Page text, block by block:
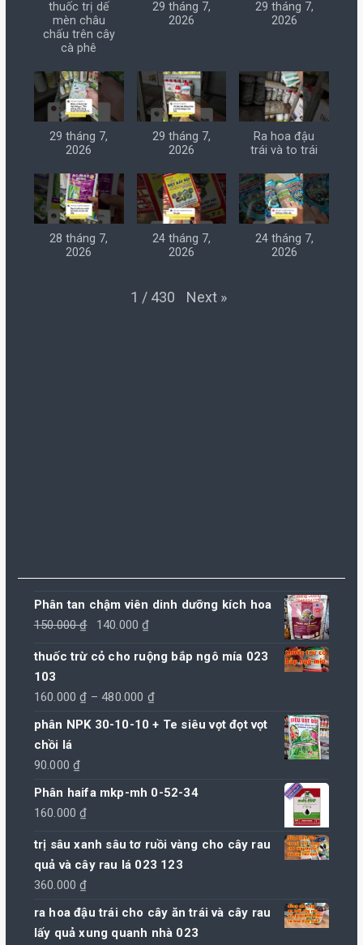
thuốc trị dế
mèn châu
chấu trên cây
cà phê
29 tháng 7,
2026
29 tháng 7,
2026
29 tháng 7,
2026
29 tháng 7,
2026
Ra hoa đậu
trái và to trái
28 tháng 7,
2026
24 tháng 7,
2026
24 tháng 7,
2026
1 / 430 Next »
Phân tan chậm viên dinh dưỡng kích hoa
150.000₫
Giá
là:
140.000₫
tại
thuốc trừ cỏ cho ruộng bắp ngô mía 023
103
160.000₫ – 480.000 ₫Khoảng
giá:
480.000 ₫
phân NPK 30-10-10 + Te siêu vọt đọt vọt
chồi lá
90.000₫
Phân haifa mkp-mh 0-52-34
160.000₫
trị sâu xanh sâu tơ ruồi vàng cho cây rau
quả và cây rau lá 023 123
360.000₫
ra hoa đậu trái cho cây ăn trái và cây rau
lấy quả xung quanh nhà 023